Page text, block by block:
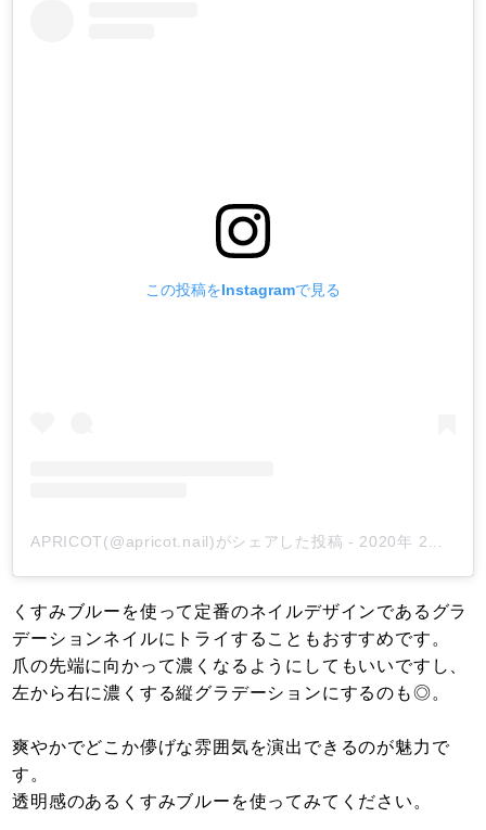
この投稿をInstagramで見る
APRICOT(@apricot.nail)がシェアした投稿 - 2020年 2月月17日午後2時37分PST
くすみブルーを使って定番のネイルデザインであるグラ
デーションネイルにトライすることもおすすめです。
爪の先端に向かって濃くなるようにしてもいいですし、
左から右に濃くする縦グラデーションにするのも◎。
爽やかでどこか儚げな雰囲気を演出できるのが魅力で
す。
透明感のあるくすみブルーを使ってみてください。